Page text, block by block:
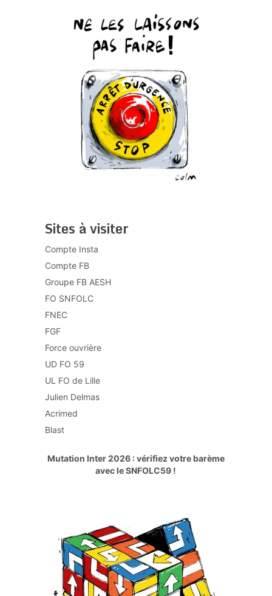
Sites à visiter
Compte Insta
Compte FB
Groupe FB AESH
FO SNFOLC
FNEC
FGF
Force ouvrière
UD FO 59
UL FO de Lille
Julien Delmas
Acrimed
Blast
Mutation Inter 2026 : vérifiez votre barème
avec le SNFOLC59 !